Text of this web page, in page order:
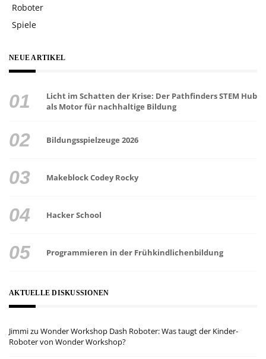
Roboter
Spiele
NEUE ARTIKEL
Licht im Schatten der Krise: Der Pathfinders STEM Hub
als Motor für nachhaltige Bildung
Bildungsspielzeuge 2026
Makeblock Codey Rocky
Hacker School
Programmieren in der Frühkindlichenbildung
AKTUELLE DISKUSSIONEN
Jimmizu Wonder Workshop Dash Roboter: Was taugt der Kinder-
Roboter von Wonder Workshop?